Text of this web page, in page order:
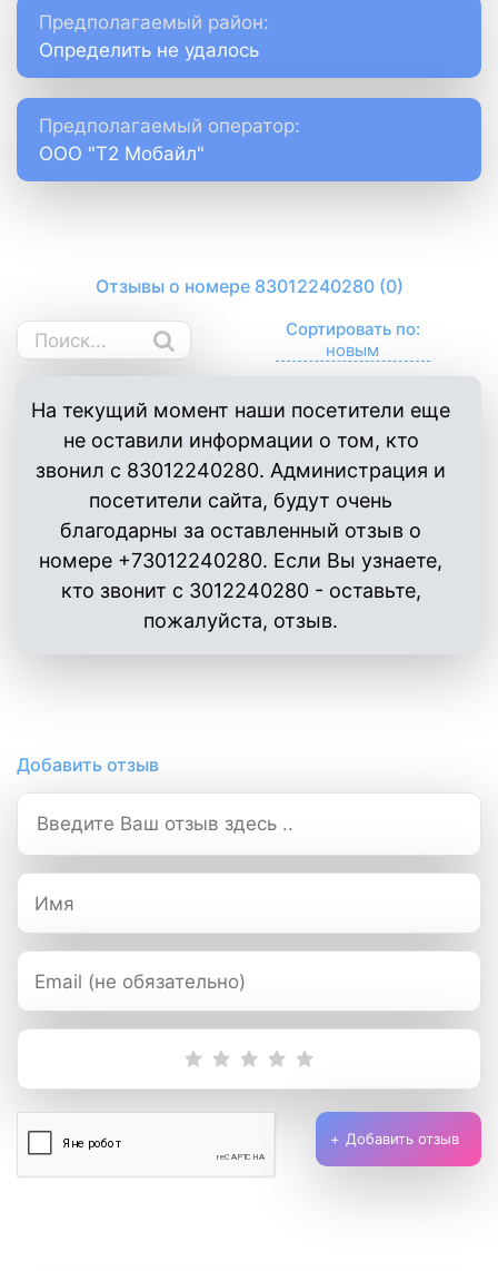
Предполагаемый район:
Определить не удалось
Предполагаемый оператор:
ООО "Т2 Мобайл"
Отзывы о номере 83012240280 (0)
Сортировать по:
На текущий момент наши посетители еще
не оставили информации о том, кто
звонил с 83012240280. Администрация и
посетители сайта, будут очень
благодарны за оставленный отзыв о
номере +73012240280. Если Вы узнаете,
кто звонит с 3012240280 - оставьте,
пожалуйста, отзыв.
Добавить отзыв
Добавить отзыв